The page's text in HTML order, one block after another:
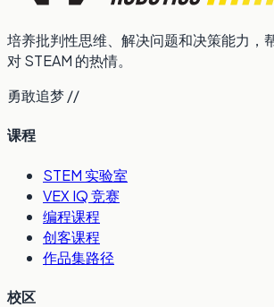
培养批判性思维、解决问题和决策能力，
对 STEAM 的热情。
勇敢追梦 //
课程
STEM 实验室
VEX IQ 竞赛
编程课程
创客课程
作品集路径
校区